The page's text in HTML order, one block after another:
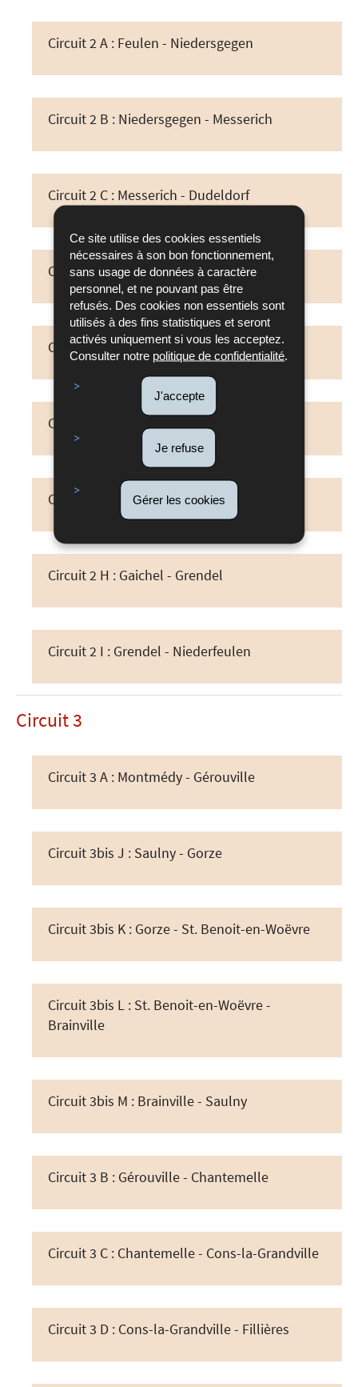
Ce site utilise des cookies essentiels
nécessaires à son bon fonctionnement,
sans usage de données à caractère
personnel, et ne pouvant pas être
refusés. Des cookies non essentiels sont
utilisés à des fins statistiques et seront
activés uniquement si vous les acceptez.
Consulter notre politique de confidentialité
J'accepte
Je refuse
Gérer les cookies
Circuit 2 A : Feulen - Niedersgegen
Circuit 2 B : Niedersgegen - Messerich
Circuit 2 C : Messerich - Dudeldorf
Circuit 2 D : Dudeldorf - Welschbillig
Circuit 2 E : Welschbillig - Berdorf
Circuit 2 F : Berdorf - Mersch
Circuit 2 G : Mersch - Gaichel
Circuit 2 H : Gaichel - Grendel
Circuit 2 I : Grendel - Niederfeulen
Circuit 3
Circuit 3 A : Montmédy - Gérouville
Circuit 3bis J : Saulny - Gorze
Circuit 3bis K : Gorze - St. Benoit-en-Woëvre
Circuit 3bis L : St. Benoit-en-Woëvre -
Brainville
Circuit 3bis M : Brainville - Saulny
Circuit 3 B : Gérouville - Chantemelle
Circuit 3 C : Chantemelle - Cons-la-Grandville
Circuit 3 D : Cons-la-Grandville - Fillières